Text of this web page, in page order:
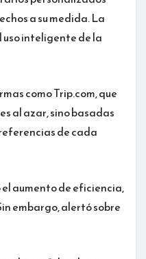
a su medida. La
uso inteligente de la
como Trip.com, que
al azar, sino basadas
de cada
aumento de eficiencia,
embargo, alertó sobre